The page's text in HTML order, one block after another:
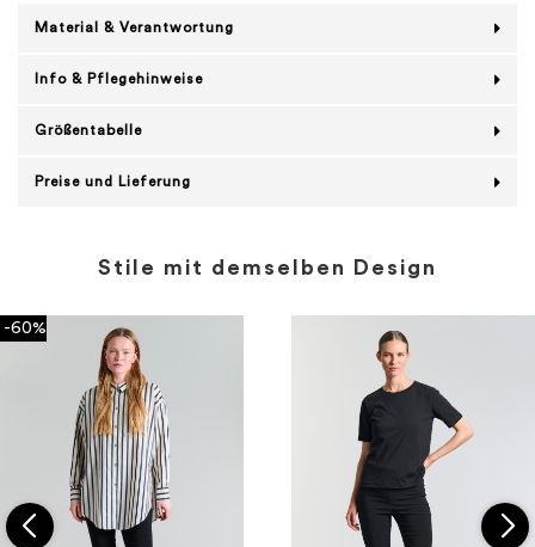
Material & Verantwortung
Info & Pflegehinweise
Größentabelle
Preise und Lieferung
Stile mit demselben Design
-60%